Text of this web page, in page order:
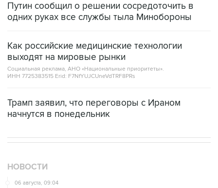
Путин сообщил о решении сосредоточить в
одних руках все службы тыла Минобороны
Как российские медицинские технологии
выходят на мировые рынки
Социальная реклама, АНО «Национальные приоритеты».
ИНН 7725383515 Erid: F7NfYUJCUneVdTRF8PRs
Трамп заявил, что переговоры с Ираном
начнутся в понедельник
НОВОСТИ
06 августа, 09:04